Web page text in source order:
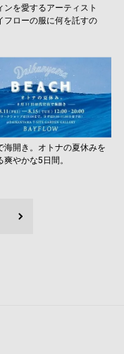
ンを愛するアーティスト
フローの服に何を託すの
海開き。オトナの夏休みを
爽やかな5日間。